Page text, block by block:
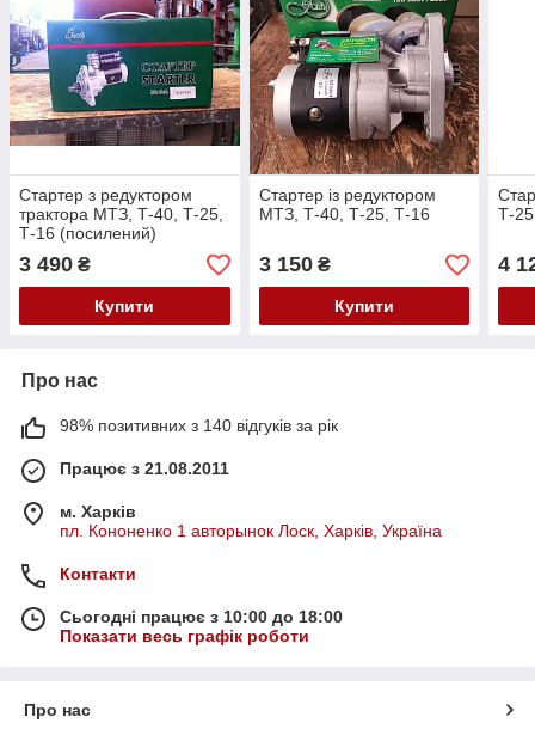
Стартер з редуктором
трактора МТЗ, Т-40, Т-25,
Т-16 (посилений)
3 490 ₴
Купити
Стартер із редуктором
МТЗ, Т-40, Т-25, Т-16
3 150₴
Купити
Т-
4
Про нас
98% позитивних з 140 відгуків за рік
Працює з 21.08.2011
м. Харків
пл. Кононенко 1 авторынок Лоск, Харків, Україна
Контакти
Сьогодні працює з 10:00 до 18:00
Показати весь графік роботи
Про нас